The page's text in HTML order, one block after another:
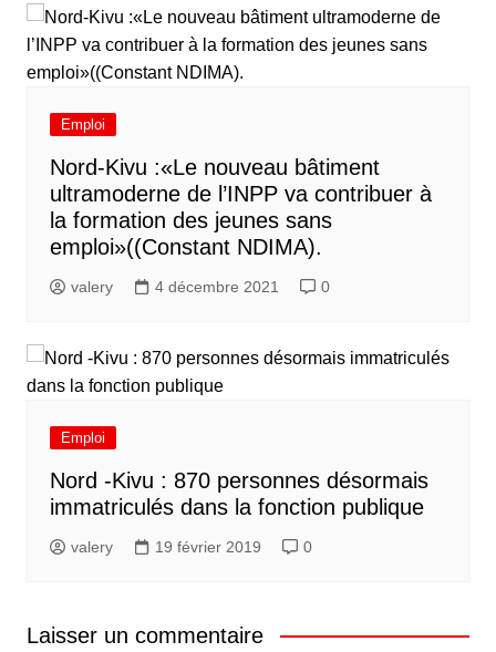
Emploi
Nord-Kivu :«Le nouveau bâtiment
ultramoderne de l’INPP va contribuer à
la formation des jeunes sans
emploi»((Constant NDIMA).
valery 4 décembre 2021 0
Emploi
Nord -Kivu : 870 personnes désormais
immatriculés dans la fonction publique
valery 19 février 2019 0
Laisser un commentaire